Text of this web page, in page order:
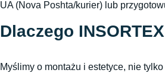
UA (Nova Poshta/kurier) lub
Dlaczego INSORTEX
Myślimy o montażu i estetyce, nie